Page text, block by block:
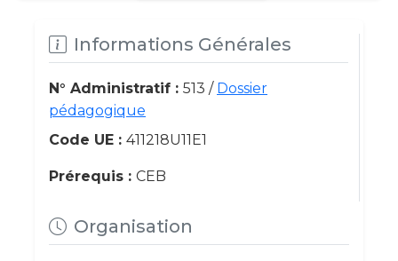
Informations Générales
N° Administratif : 513 / Dossier
pédagogique
Code UE : 411218U11E1
Prérequis : CEB
Organisation